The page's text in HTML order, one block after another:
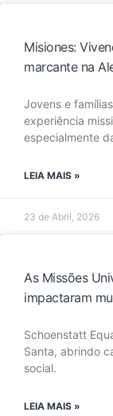
Misiones:
marcante na
Jovens e
experiência
especialmente
LEIA MAIS »
23 de Abril, 2026
As Missões
impactaram
Schoenstatt
Santa, abrindo
social.
LEIA MAIS »